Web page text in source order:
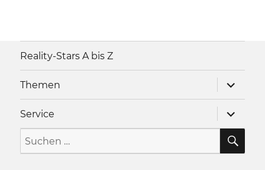
Reality-Stars A bis Z
Themen
anzeigen
Service
anzeigen
Suche
nach: